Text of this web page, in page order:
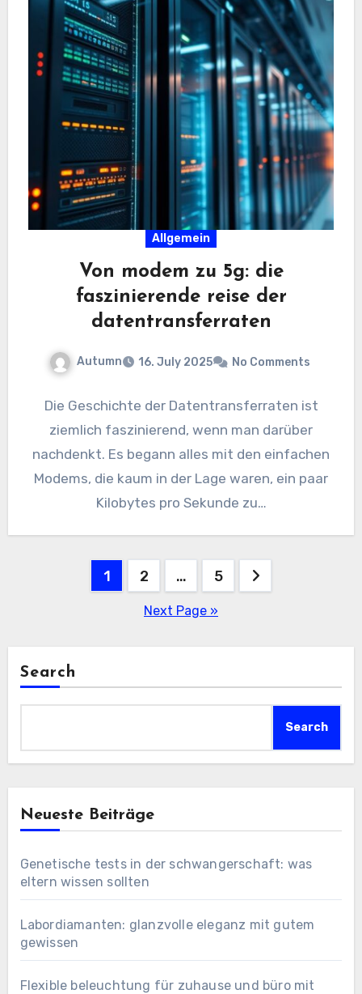
Allgemein
Von modem zu 5g: die
faszinierende reise der
datentransferraten
Autumn 16. July 2025 No Comments
Die Geschichte der Datentransferraten ist
ziemlich faszinierend, wenn man darüber
nachdenkt. Es begann alles mit den einfachen
Modems, die kaum in der Lage waren, ein paar
Kilobytes pro Sekunde zu…
1 2 … 5
Next Page »
Search
Search
Neueste Beiträge
Genetische tests in der schwangerschaft: was
eltern wissen sollten
Labordiamanten: glanzvolle eleganz mit gutem
gewissen
Flexible beleuchtung für zuhause und büro mit